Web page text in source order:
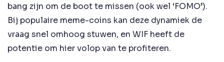
bang zijn om de boot te missen (ook wel ‘FOMO’).
Bij populaire meme-coins kan deze dynamiek de
vraag snel omhoog stuwen, en WIF heeft de
potentie om hier volop van te profiteren.